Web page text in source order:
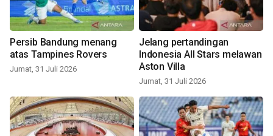
Persib Bandung menang
atas Tampines Rovers
Jumat, 31 Juli 2026
Jelang pertandingan
Indonesia All Stars melawan
Aston Villa
Jumat, 31 Juli 2026